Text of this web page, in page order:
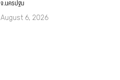
จ.นครปฐม
August 6, 2026